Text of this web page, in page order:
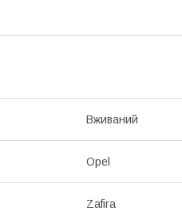
Вживаний
Opel
Zafira